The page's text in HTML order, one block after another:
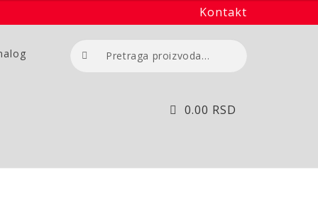
Kontakt
Pretraga
za:
0.00 RSD